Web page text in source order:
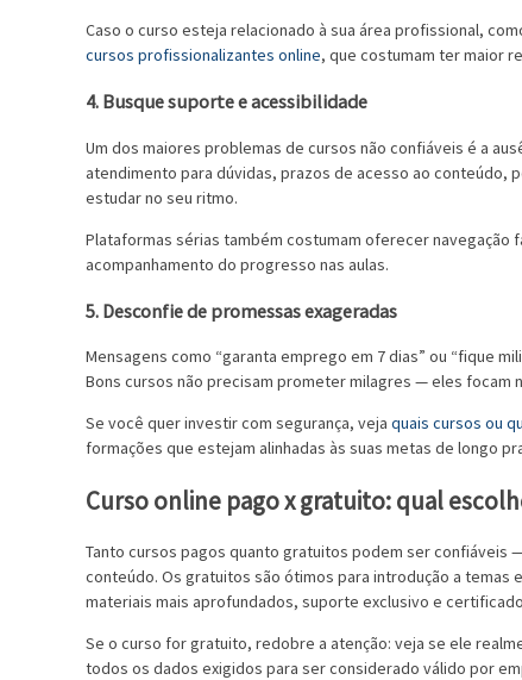
Caso o curso esteja relacionado à sua área profissional,
cursos profissionalizantes online, que costumam ter maior
4. Busque suporte e acessibilidade
Um dos maiores problemas de cursos não confiáveis é a
atendimento para dúvidas, prazos de acesso ao conteúdo,
estudar no seu ritmo.
Plataformas sérias também costumam oferecer navegação
acompanhamento do progresso nas aulas.
5. Desconfie de promessas exageradas
Mensagens como “garanta emprego em 7 dias” ou “fique
Bons cursos não precisam prometer milagres — eles focam
Se você quer investir com segurança, veja quais cursos ou
formações que estejam alinhadas às suas metas de longo
Curso online pago x gratuito: qual
Tanto cursos pagos quanto gratuitos podem ser
conteúdo. Os gratuitos são ótimos para introdução a
materiais mais aprofundados, suporte exclusivo e
Se o curso for gratuito, redobre a atenção: veja se ele
todos os dados exigidos para ser considerado válido por